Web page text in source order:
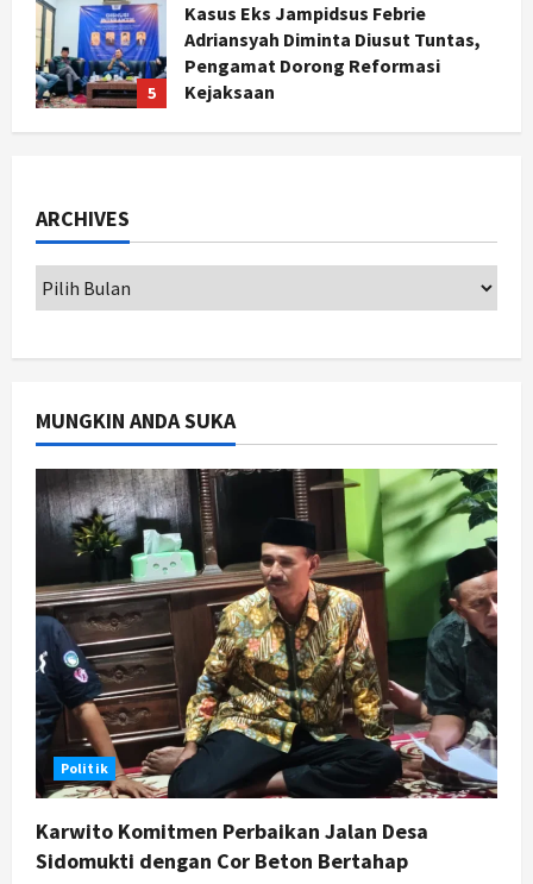
5
Kasus Eks Jampidsus Febrie
Adriansyah Diminta Diusut Tuntas,
Pengamat Dorong Reformasi
Kejaksaan
1
3
Jogja
Transformasi Penanganan Stunting
di Sleman: Mengubah Kondisi Gizi
Buruk Menjadi Generasi Emas 2045
Agustus 5, 2026
4
Jogja
TAPM Gunungkidul Supervisi
Pendamping Desa Karangmojo
untuk Optimalkan Pembangunan
dan Pemberdayaan Kalurahan
Agustus 5, 2026
5
Nasional
Kasus Eks Jampidsus Febrie
Pengamat Dorong Reformasi
Kejaksaan
ARCHIVES
MUNGKIN ANDA SUKA
Politik
Karwito Komitmen Perbaikan Jalan Desa
Sidomukti dengan Cor Beton Bertahap